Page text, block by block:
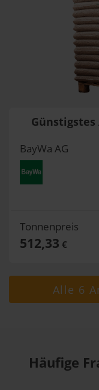
BayWa AG
Tonnenpreis
512,33 €
Alle 6
Häufige